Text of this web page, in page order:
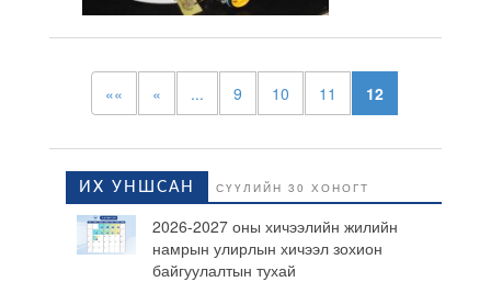
«« « ... 9 10 11 12
ИХ УНШСАН СҮҮЛИЙН 30 ХОНОГТ
2026-2027 оны хичээлийн жилийн
намрын улирлын хичээл зохион
байгуулалтын тухай